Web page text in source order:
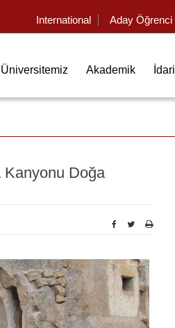
International Aday Öğrenci
Üniversitemiz Akademik İdari
Kanyonu Doğa